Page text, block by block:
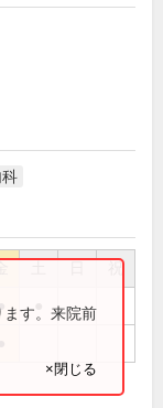
祝
●
す。来院前
×閉じる